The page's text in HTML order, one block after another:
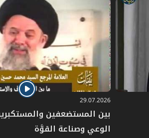
29.07.2026
بين المستضعفين
الوعي وصناعة القوَّة